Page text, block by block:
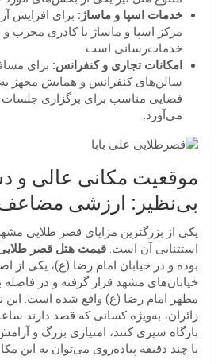
خدمات اسپا و ماساژ: برای افزایش
مرکز اسپا و ماساژ با کادری مجرب و
خدمات‌رسانی است.
امکانات تجاری و کنفرانس: برای
سالن‌های کنفرانس و همایش مجهز به
فضایی مناسب برای برگزاری جلسات
می‌آورد.
موقعیت مکانی عالی و
بی‌نظیر: ارزشی
یکی از بزرگترین مزایای قصر طلایی
استثنایی آن است. قیمت هتل قصر
بوده و در خیابان امام رضا (ع)، یکی از
خیابان‌های مشهد قرار گرفته و در
مطهر امام رضا (ع) واقع شده است. این
زائران، به‌ویژه کسانی که قصد دارند
بارگاه سپری کنند، امتیازی بزرگ و
با چند دقیقه پیاده‌روی می‌توان به این